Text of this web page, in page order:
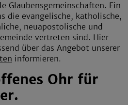
Glaubensgemeinschaften. Ein
die evangelische, katholische,
neuapostolische und
vertreten sind. Hier
über das Angebot unserer
informieren.
Ohr für